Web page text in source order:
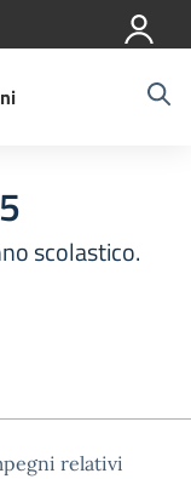
scolastico.
relativi